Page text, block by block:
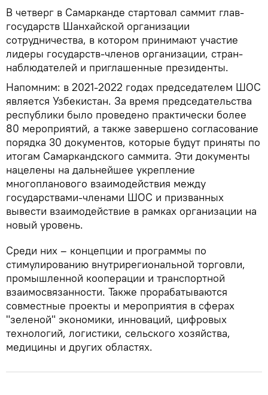
В четверг в Самарканде стартовал саммит глав-
государств Шанхайской организации
сотрудничества, в котором принимают участие
лидеры государств-членов организации, стран-
наблюдателей и приглашенные президенты.
Напомним: в 2021-2022 годах председателем ШОС
является Узбекистан. За время председательства
республики было проведено практически более
80 мероприятий, а также завершено согласование
порядка 30 документов, которые будут приняты по
итогам Самаркандского саммита. Эти документы
нацелены на дальнейшее укрепление
многопланового взаимодействия между
государствами-членами ШОС и призванных
вывести взаимодействие в рамках организации на
новый уровень.
Среди них – концепции и программы по
стимулированию внутрирегиональной торговли,
промышленной кооперации и транспортной
взаимосвязанности. Также прорабатываются
совместные проекты и мероприятия в сферах
"зеленой" экономики, инноваций, цифровых
технологий, логистики, сельского хозяйства,
медицины и других областях.